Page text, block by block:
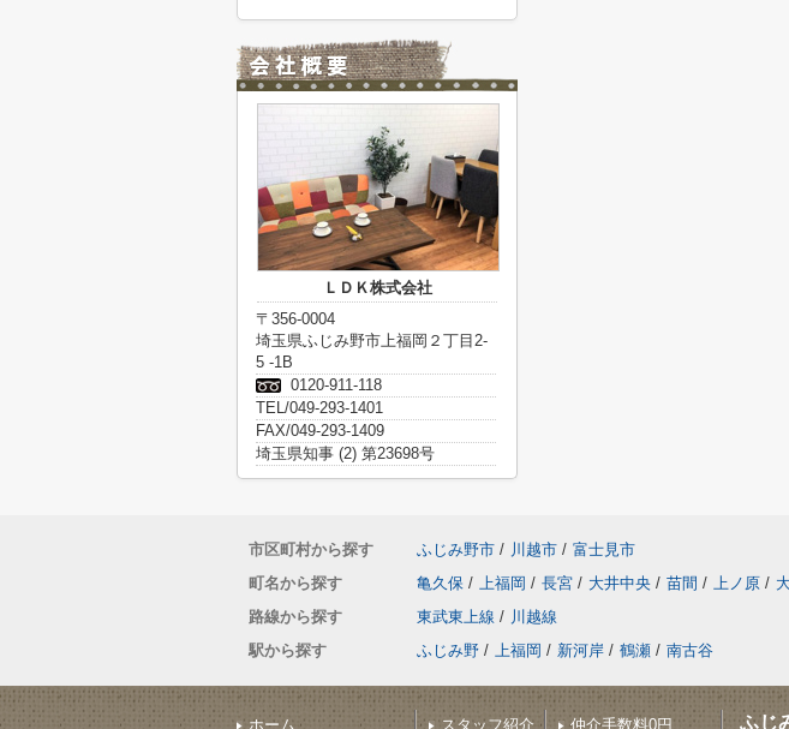
ＬＤＫ株式会社
〒356-0004
埼玉県ふじみ野市上福岡２丁目2-
5 -1B
0120-911-118
TEL/049-293-1401
FAX/049-293-1409
埼玉県知事 (2) 第23698号
市区町村から探す ふじみ野市 / 川越市 / 富士見市
町名から探す
亀久保 / 上福岡 / 長宮 / 大井中央 / 苗間 / 上ノ原 /
路線から探す
東武東上線 / 川越線
駅から探す
ふじみ野 / 上福岡 / 新河岸 / 鶴瀬 / 南古谷
ホーム スタッフ紹介 仲介手数料0円 ふじ